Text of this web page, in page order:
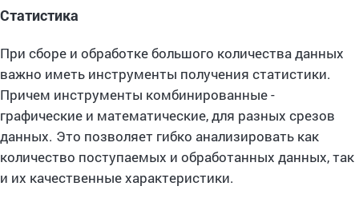
Статистика
При сборе и обработке большого количества данных
важно иметь инструменты получения статистики.
Причем инструменты комбинированные -
графические и математические, для разных срезов
данных. Это позволяет гибко анализировать как
количество поступаемых и обработанных данных, так
и их качественные характеристики.